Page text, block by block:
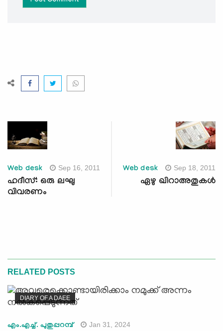
Web desk Sep 16, 2011
ഹദീസ്: ഒരു ലഘു
വിവരണം
Web desk Sep 18, 2011
ഏഴു ഖിറാഅതുകള്‍
RELATED POSTS
DIARY OF A DAEE
എം.എച്ച്. പുതുപ്പറമ്പ് Jan 31, 2024